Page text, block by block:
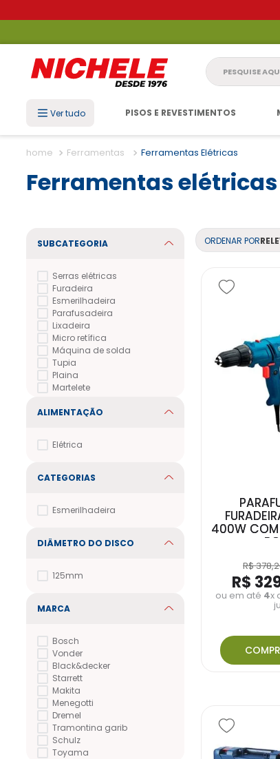
Pesquise
Ver tudo PISOS E REVESTIMENTOS
Ferramentas Ferramentas Elétricas
Ferramentas elétricas
SUBCATEGORIA
Serras elétricas
Furadeira
Esmerilhadeira
Parafusadeira
Lixadeira
Micro retífica
Máquina de solda
Tupia
Plaina
Martelete
ALIMENTAÇÃO
Elétrica
CATEGORIAS
Esmerilhadeira
DIÂMETRO DO DISCO
125mm
MARCA
Bosch
Vonder
Black&decker
Starrett
Makita
Menegotti
Dremel
Tramontina garib
Schulz
Toyama
ORDENAR POR
400W COM
R$378,
R$
ou em até 4x